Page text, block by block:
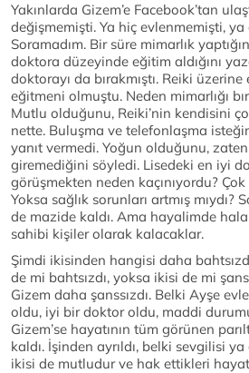
Yakınlarda Gizem’e Facebook’tan
değişmemişti. Ya hiç evlenmemişti, ya
Soramadım. Bir süre mimarlık
doktora düzeyinde eğitim aldığını
doktorayı da bırakmıştı. Reiki
eğitmeni olmuştu. Neden mimarlığı
Mutlu olduğunu, Reiki’nin kendisini
nette. Buluşma ve telefonlaşma
yanıt vermedi. Yoğun olduğunu,
giremediğini söyledi. Lisedeki en iyi
görüşmekten neden kaçınıyordu?
Yoksa sağlık sorunları artmış mıydı?
de mazide kaldı. Ama hayalimde
sahibi kişiler olarak kalacaklar.
Şimdi ikisinden hangisi daha
de mi bahtsızdı, yoksa ikisi de mi
Gizem daha şanssızdı. Belki Ayşe
oldu, iyi bir doktor oldu, maddi
Gizem’se hayatının tüm görünen
kaldı. İşinden ayrıldı, belki sevgilisi
ikisi de mutludur ve hak ettikleri